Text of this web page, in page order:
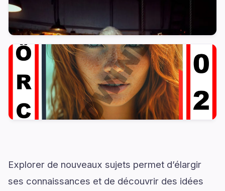
Explorer de nouveaux sujets permet d’élargir
ses connaissances et de découvrir des idées